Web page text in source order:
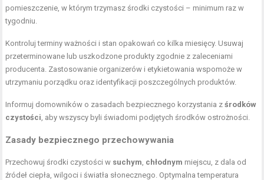
pomieszczenie, w którym trzymasz środki czystości – minimum raz w
tygodniu.
Kontroluj terminy ważności i stan opakowań co kilka miesięcy. Usuwaj
przeterminowane lub uszkodzone produkty zgodnie z zaleceniami
producenta. Zastosowanie organizerów i etykietowania wspomoże w
utrzymaniu porządku oraz identyfikacji poszczególnych produktów.
Informuj domowników o zasadach bezpiecznego korzystania zśrodków
czystości, aby wszyscy byli świadomi podjętych środków ostrożności.
Zasady bezpiecznego przechowywania
Przechowuj środki czystości w suchym, chłodnym miejscu, z dala od
źródeł ciepła, wilgoci i światła słonecznego. Optymalna temperatura